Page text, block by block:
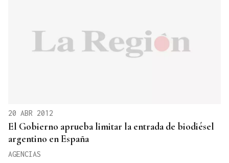
20 ABR 2012
El Gobierno aprueba limitar la entrada de biodiésel
argentino en España
AGENCIAS